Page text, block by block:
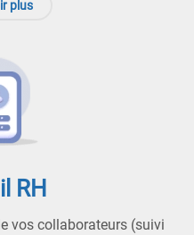
plus
RH
vos collaborateurs (suivi